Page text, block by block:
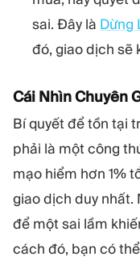
sai. Đây là Dừng
đó, giao dịch sẽ
Cái Nhìn Chuyên
Bí quyết để tồn tại
phải là một công
mạo hiểm hơn 1%
giao dịch duy nhất.
để một sai lầm
cách đó, bạn có